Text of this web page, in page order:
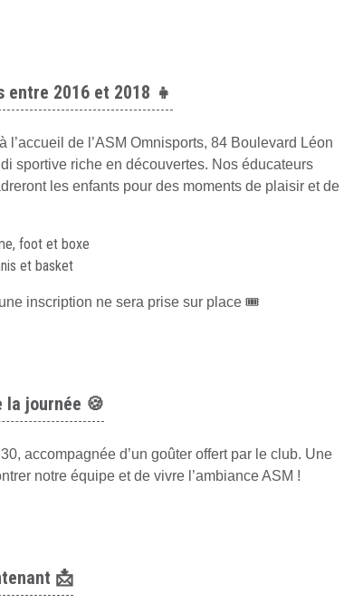
entre 2016 et 2018 👧
l’accueil de l’ASM Omnisports, 84 Boulevard Léon
sportive riche en découvertes. Nos éducateurs
les enfants pour des moments de plaisir et de
foot et boxe
et basket
inscription ne sera prise sur place 🎟️
la journée 🍪
accompagnée d’un goûter offert par le club. Une
notre équipe et de vivre l’ambiance ASM !
📩